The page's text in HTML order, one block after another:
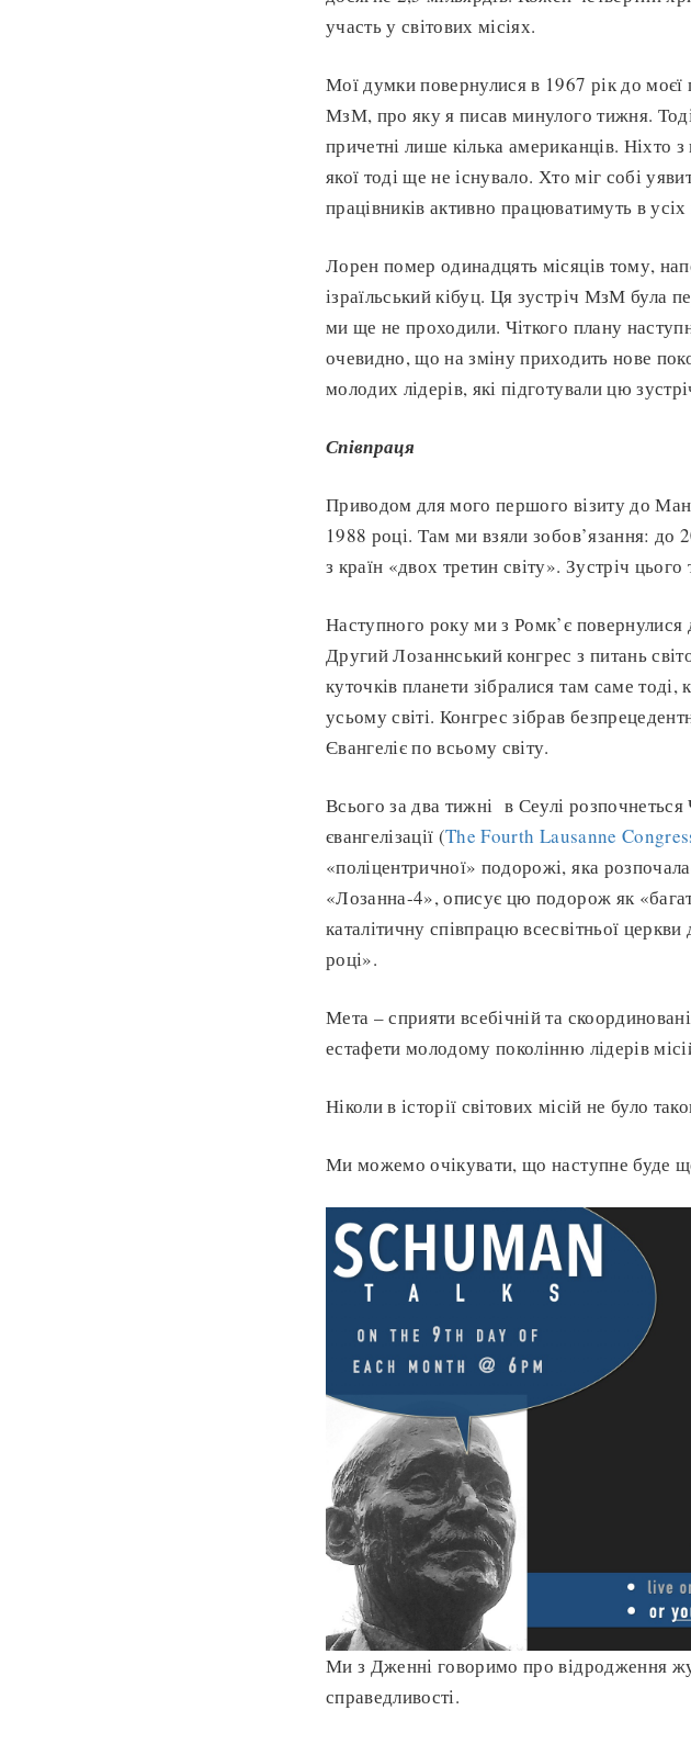
участь у світових місіях.
Мої думки повернулися в 1967 рік до
МзМ, про яку я писав минулого тижня.
причетні лише кілька американців. Ніхто
якої тоді ще не існувало. Хто міг собі
працівників активно працюватимуть в усіх
Лорен помер одинадцять місяців тому,
ізраїльський кібуц. Ця зустріч МзМ була
ми ще не проходили. Чіткого плану
очевидно, що на зміну приходить нове
молодих лідерів, які підготували цю
Співпраця
Приводом для мого першого візиту до
1988 році. Там ми взяли зобов’язання:
з країн «двох третин світу». Зустріч
Наступного року ми з Ромк’є
Другий Лозаннський конгрес з питань
куточків планети зібралися там саме
усьому світі. Конгрес зібрав
Євангеліє по всьому світу.
Всього за два тижні в Сеулі розпочнеться
євангелізації (The Fourth Lausanne
«поліцентричної» подорожі, яка
«Лозанна-4», описує цю подорож як
каталітичну співпрацю всесвітньої
році».
Мета – сприяти всебічній та
естафети молодому поколінню лідерів
Ніколи в історії світових місій не було
Ми можемо очікувати, що наступне буде
Ми з Дженні говоримо про відродження
справедливості.